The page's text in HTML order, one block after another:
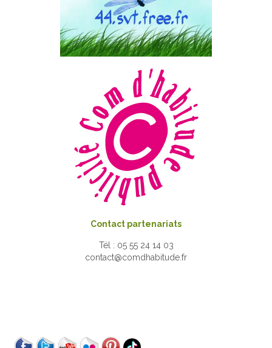
Contact partenariats
Tél : 05 55 24 14 03
contact@comdhabitude.fr